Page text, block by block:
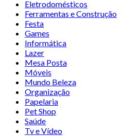
Eletrodomésticos
Ferramentas e Construção
Festa
Games
Informática
Lazer
Mesa Posta
Móveis
Mundo Beleza
Organização
Papelaria
Pet Shop
Saúde
Tv e Vídeo